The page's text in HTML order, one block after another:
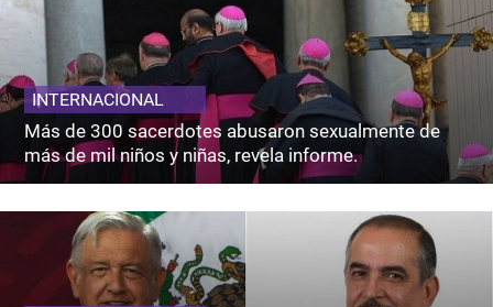
INTERNACIONAL
Más de 300 sacerdotes abusaron sexualmente de
más de mil niños y niñas, revela informe.